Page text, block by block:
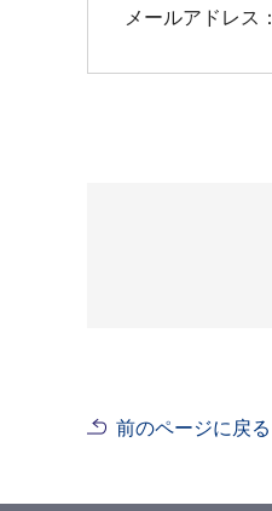
メールアドレス：
前のページに戻る